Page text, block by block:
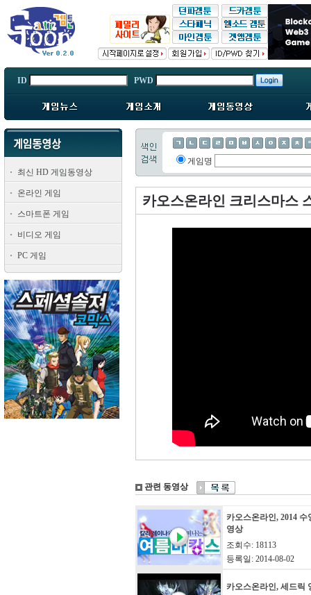
ID PWD
최신 HD 게임동영상
온라인 게임
스마트폰 게임
비디오 게임
PC 게임
게임명
카오스온라인 크리스마스
관련 동영상
카오스온라인, 2014 수
영상
조회수: 18113
등록일: 2014-08-02
카오스온라인, 세드릭